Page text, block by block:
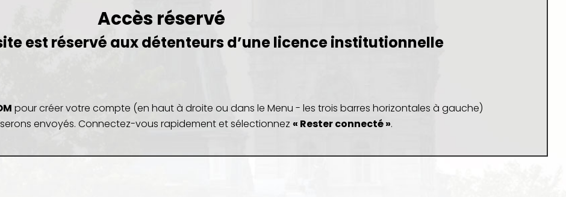
Accès réservé
est réservé aux détenteurs d’unelicence institutionnelle
pour créer votre compte (en haut à droite ou dans le Menu - les trois barres horizontales à gauche)
envoyés. Connectez-vous rapidement et sélectionnez« Rester connecté ».